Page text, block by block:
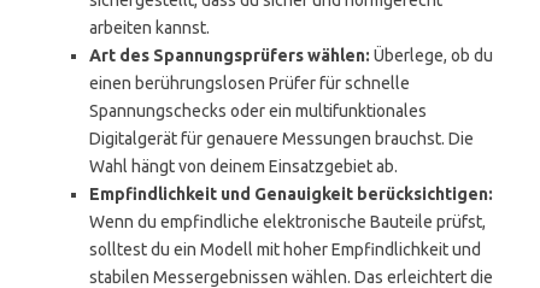
arbeiten kannst.
Art des Spannungsprüfers wählen: Überlege, ob du
einen berührungslosen Prüfer für schnelle
Spannungschecks oder ein multifunktionales
Digitalgerät für genauere Messungen brauchst. Die
Wahl hängt von deinem Einsatzgebiet ab.
Empfindlichkeit und Genauigkeit berücksichtigen:
Wenn du empfindliche elektronische Bauteile prüfst,
solltest du ein Modell mit hoher Empfindlichkeit und
stabilen Messergebnissen wählen. Das erleichtert die